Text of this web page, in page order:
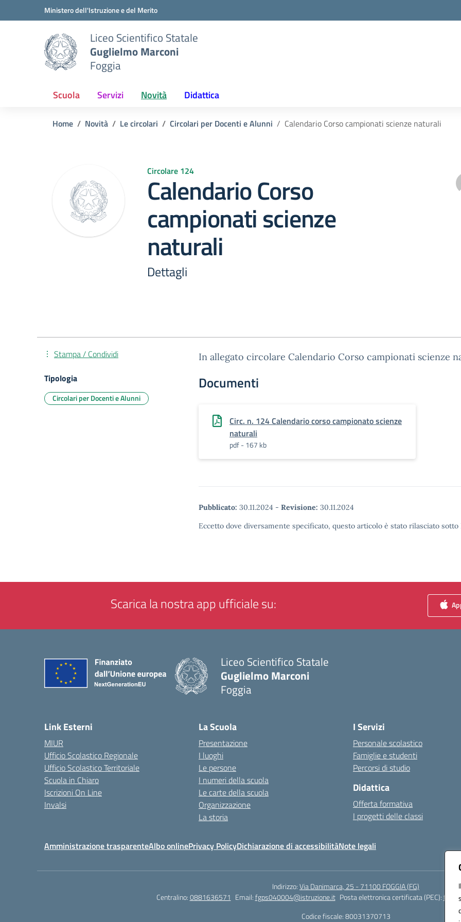
Vai ai contenuti
Vai al menu di navigazioneMinistero dell'Istruzione e del Merito
Liceo Scientifico Statale
Guglielmo Marconi
Foggia
Scuola Servizi Novità Didattica
Home Novità Le circolari Circolari per Docenti e Alunni Calendario Corso campionati scienze naturali
Circolare 124
Calendario Corso
campionati scienze
naturali
Dettagli
In allegato circolare Calendario Corso campionati scienze
Documenti
Circ. n. 124 Calendario corso campionato scienze
naturali
pdf - 167 kb
Pubblicato: 30.11.2024 - Revisione: 30.11.2024
Eccetto dove diversamente specificato, questo articolo è stato rilasciato
Stampa / Condividi
Tipologia
Circolari per Docenti e Alunni
Scarica la nostra app ufficiale su:
Liceo Scientifico Statale
Guglielmo Marconi
Foggia
Link Esterni
MIUR
Ufficio Scolastico Regionale
Ufficio Scolastico Territoriale
Scuola in Chiaro
Iscrizioni On Line
Invalsi
La Scuola
Presentazione
I luoghi
Le persone
I numeri della scuola
Le carte della scuola
Organizzazione
La storia
I Servizi
Personale scolastico
Famiglie e studenti
Percorsi di studio
Didattica
Offerta formativa
I progetti delle classi
Amministrazione trasparenteAlbo onlinePrivacy PolicyDichiarazione di accessibilitàNote legali
Indirizzo:Via Danimarca, 25 - 71100 FOGGIA (FG)
Centralino:0881636571 Email:fgps040004@istruzione.it Posta elettronica certificata (PEC):
Codice fiscale: 80031370713